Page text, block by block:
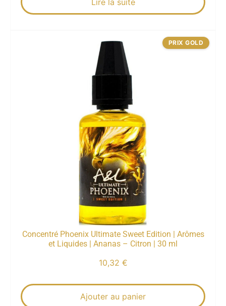
Lire la suite
Concentré Phoenix Ultimate Sweet Edition | Arômes
et Liquides | Ananas – Citron | 30 ml
10,32 €
Ajouter au panier
PRIX GOLD